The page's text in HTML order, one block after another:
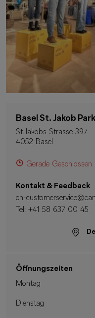
Basel St. Jakob Park
St.Jakobs Strasse 397
4052 Basel
Gerade Geschlossen
Kontakt & Feedback
ch-
Tel: +41 58 637 00 45
Öffnungszeiten
Montag
Dienstag